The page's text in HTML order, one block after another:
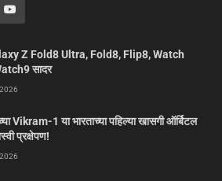
Z Fold8 Ultra, Fold8, Flip8, Watch
सादर
Vikram-1 या भारताच्या पहिल्या खासगी ऑर्बिटल
प्रक्षेपण!